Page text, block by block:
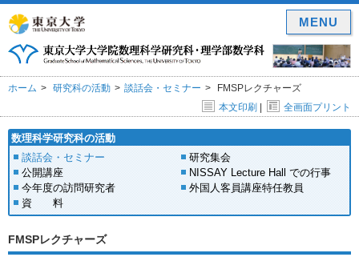
ホーム 研究科の活動 談話会・セミナー
FMSPレクチャーズ
本文印刷 | 全画面プリント
数理科学研究科の活動
談話会・セミナー
研究集会
公開講座
NISSAY Lecture Hall での行事
今年度の訪問研究者
外国人客員講座特任教員
資 料
FMSPレクチャーズ
MENU